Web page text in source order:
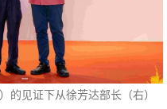
的见证下从徐芳达部长（右）